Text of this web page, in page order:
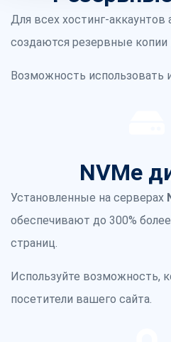
Для всех хостинг-аккаунтов
создаются резервные
Возможность использовать
NVMe
Установленные на серверах
обеспечивают до 300%
страниц.
Используйте возможность,
посетители вашего сайта.